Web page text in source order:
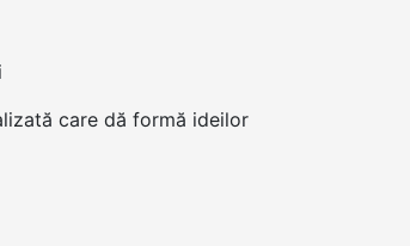
care dă formă ideilor